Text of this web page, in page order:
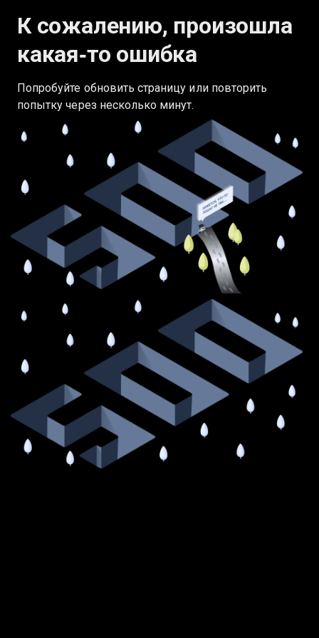
К сожалению, произошла
какая‑то ошибка
Попробуйте обновить страницу или повторить
попытку через несколько минут.